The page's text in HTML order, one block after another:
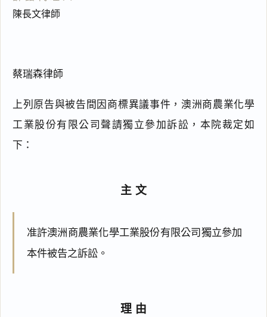
陳長文律師
蔡瑞森律師
上列原告與被告間因商標異議事件，澳洲商農業化學
工業股份有限公司聲請獨立參加訴訟，本院裁定如
下：
主文
准許澳洲商農業化學工業股份有限公司獨立參加
本件被告之訴訟。
理由